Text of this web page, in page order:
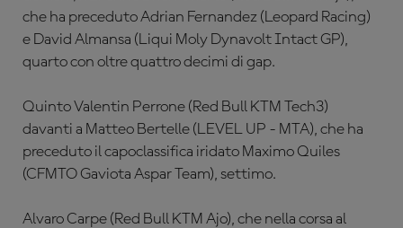
che ha preceduto Adrian Fernandez (Leopard Racing)
e David Almansa (Liqui Moly Dynavolt Intact GP),
quarto con oltre quattro decimi di gap.
Quinto Valentin Perrone (Red Bull KTM Tech3)
davanti a Matteo Bertelle (LEVEL UP - MTA), che ha
preceduto il capoclassifica iridato Maximo Quiles
(CFMTO Gaviota Aspar Team), settimo.
Alvaro Carpe (Red Bull KTM Ajo), che nella corsa al